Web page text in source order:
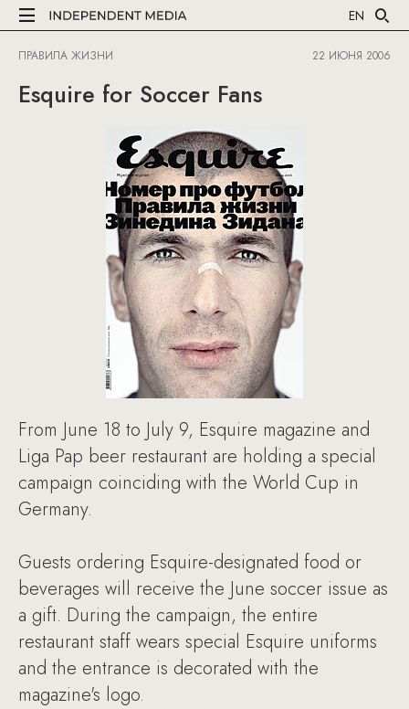
EN
ПРАВИЛА ЖИЗНИ 22 ИЮНЯ 2006
Esquire for Soccer Fans
From June 18 to July 9, Esquire magazine and
Liga Pap beer restaurant are holding a special
campaign coinciding with the World Cup in
Germany.
Guests ordering Esquire-designated food or
beverages will receive the June soccer issue as
a gift. During the campaign, the entire
restaurant staff wears special Esquire uniforms
and the entrance is decorated with the
magazine's logo.